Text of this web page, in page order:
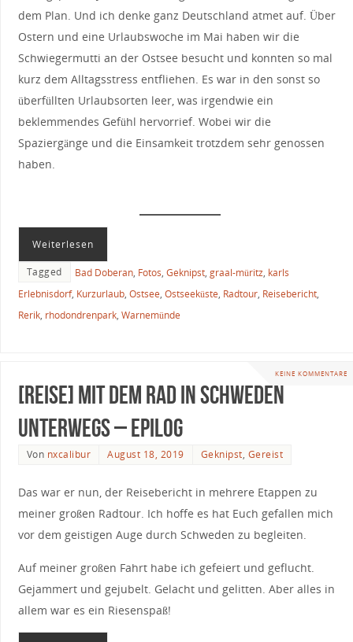
dem Plan. Und ich denke ganz Deutschland atmet auf. Über
Ostern und eine Urlaubswoche im Mai haben wir die
Schwiegermutti an der Ostsee besucht und konnten so mal
kurz dem Alltagsstress entfliehen. Es war in den sonst so
überfüllten Urlaubsorten leer, was irgendwie ein
beklemmendes Gefühl hervorrief. Wobei wir die
Spaziergänge und die Einsamkeit trotzdem sehr genossen
haben.
Weiterlesen
Tagged Bad Doberan, Fotos, Geknipst, graal-müritz, karls
Erlebnisdorf, Kurzurlaub, Ostsee, Ostseeküste, Radtour, Reisebericht,
Rerik, rhodondrenpark, Warnemünde
KEINE KOMMENTARE
[Reise] Mit dem Rad in Schweden
unterwegs – Epilog
Von nxcalibur August 18, 2019 Geknipst, Gereist
Das war er nun, der Reisebericht in mehrere Etappen zu
meiner großen Radtour. Ich hoffe es hat Euch gefallen mich
vor dem geistigen Auge durch Schweden zu begleiten.
Auf meiner großen Fahrt habe ich gefeiert und geflucht.
Gejammert und gejubelt. Gelacht und gelitten. Aber alles in
allem war es ein Riesenspaß!